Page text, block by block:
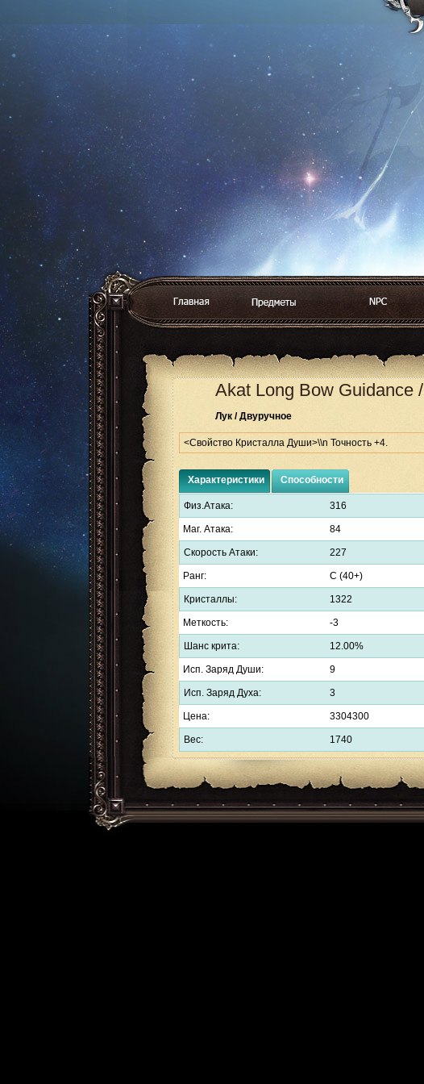
Akat Long Bow Guidance/
Лук / Двуручное
<Свойство Кристалла Души>\\n Точность +4.
Характеристики Способности
Физ.Атака: 316
Маг. Атака: 84
Скорость Атаки: 227
Ранг: C (40+)
Кристаллы: 1322
Меткость: -3
Шанс крита: 12.00%
Исп. Заряд Души: 9
Исп. Заряд Духа: 3
Цена: 3304300
Вес: 1740